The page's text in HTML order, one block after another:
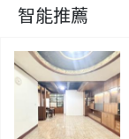
智能推薦